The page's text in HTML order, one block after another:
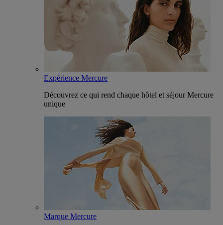
Expérience Mercure
Découvrez ce qui rend chaque hôtel et séjour Mercure
unique
Marque Mercure